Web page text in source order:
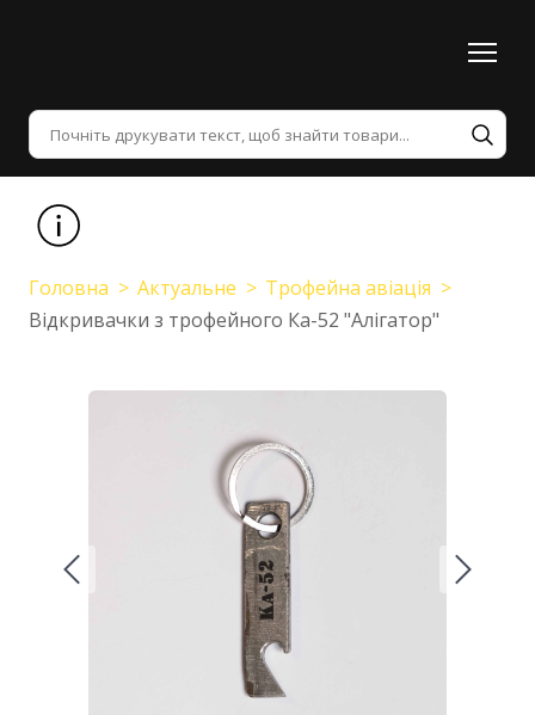
Головна Актуальне
Трофейна авіація
Відкривачки з трофейного Ка-52 "Алігатор"